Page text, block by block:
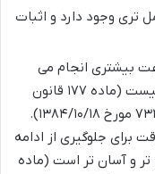
تری وجود دارد و اثبات
بیشتری انجام می
شود و نیازی به اثبات مالکیت نیست (ماده ۱۷۷ قانون
آیین دادرسی مدنی، نظریه ۷۳۴۳/۷ مورخ ۱۳۸۴/۱۰/۱۸).
برای جلوگیری از ادامه
و آسان تر است (ماده